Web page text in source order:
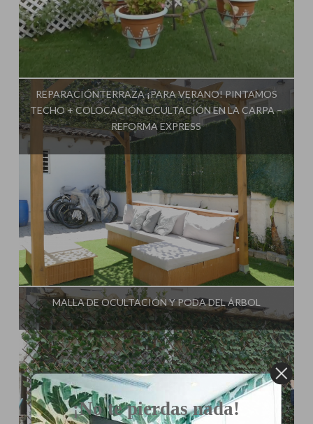
Influencer: Decorar tu casa
REPARACIÓNTERRAZA ¡PARA VERANO! PINTAMOS
TECHO + COLOCACIÓN OCULTACIÓN EN LA CARPA –
REFORMA EXPRESS
Influencer: Decorar tu casa
MALLA DE OCULTACIÓN Y PODA DEL ÁRBOL
¡No te pierdas nada!